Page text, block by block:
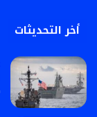
أخر التحديثات